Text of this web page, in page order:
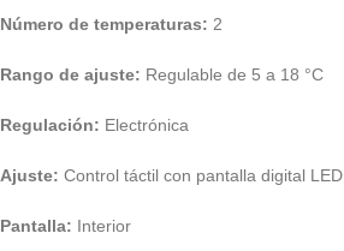
Número de temperaturas: 2
Rango de ajuste: Regulable de 5 a 18 °C
Regulación: Electrónica
Ajuste: Control táctil con pantalla digital LED
Pantalla: Interior